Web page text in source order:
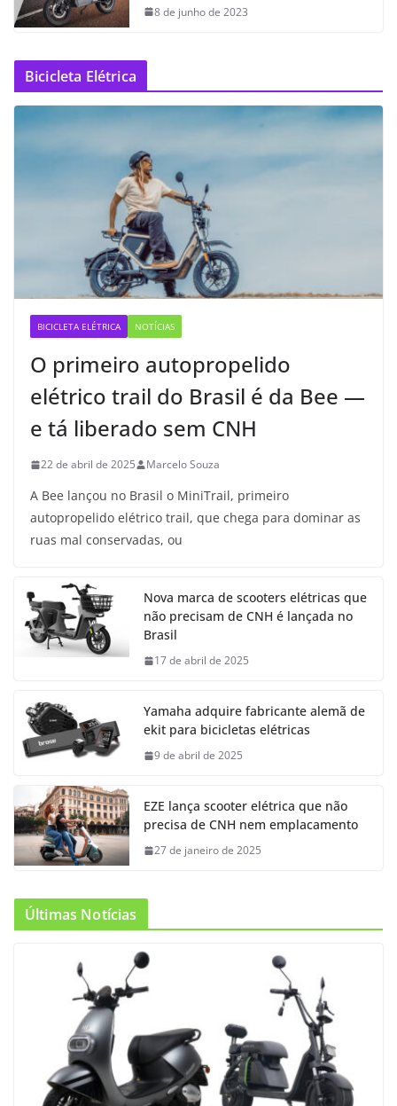
8 de junho de 2023
Bicicleta Elétrica
BICICLETA ELÉTRICA NOTÍCIAS
O primeiro autopropelido
elétrico trail do Brasil é da Bee —
e tá liberado sem CNH
22 de abril de 2025 Marcelo Souza
A Bee lançou no Brasil o MiniTrail, primeiro
autopropelido elétrico trail, que chega para dominar as
ruas mal conservadas, ou
Nova marca de scooters elétricas que
não precisam de CNH é lançada no
Brasil
17 de abril de 2025
Yamaha adquire fabricante alemã de
ekit para bicicletas elétricas
9 de abril de 2025
EZE lança scooter elétrica que não
precisa de CNH nem emplacamento
27 de janeiro de 2025
Últimas Notícias